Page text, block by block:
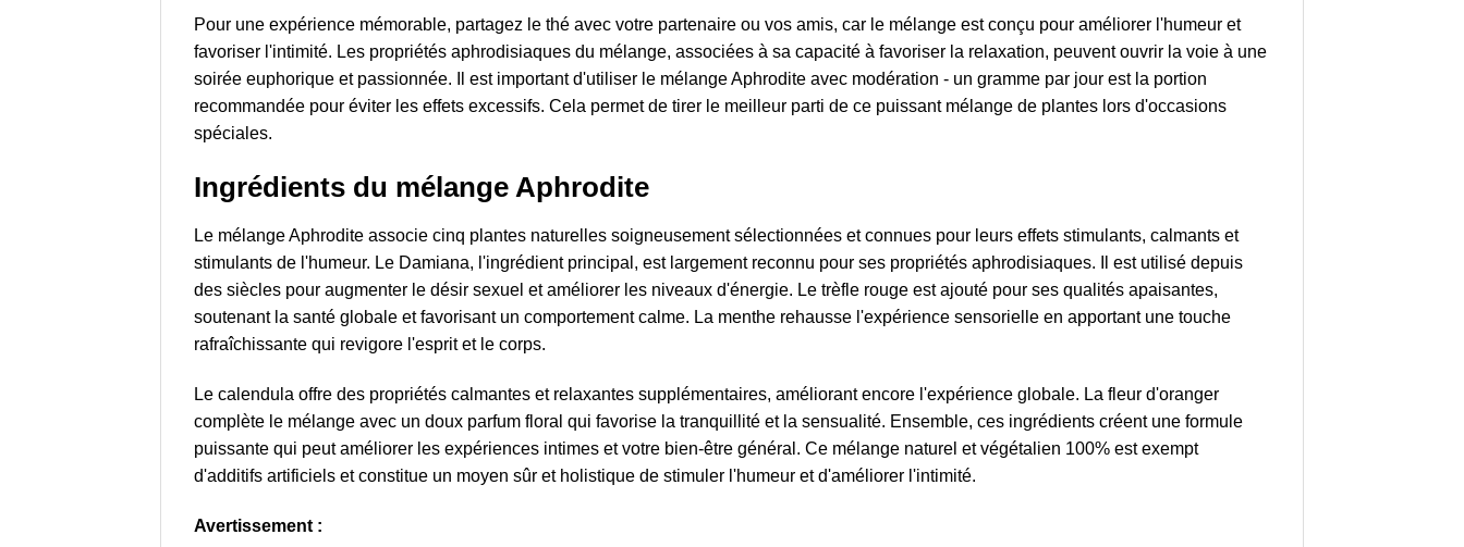
Pour une expérience mémorable, partagez le thé avec votre partenaire ou vos amis, car le mélange est conçu pour améliorer l'humeur et
favoriser l'intimité. Les propriétés aphrodisiaques du mélange, associées à sa capacité à favoriser la relaxation, peuvent ouvrir la voie à une
soirée euphorique et passionnée. Il est important d'utiliser le mélange Aphrodite avec modération - un gramme par jour est la portion
recommandée pour éviter les effets excessifs. Cela permet de tirer le meilleur parti de ce puissant mélange de plantes lors d'occasions
spéciales.
Ingrédients du mélange Aphrodite
Le mélange Aphrodite associe cinq plantes naturelles soigneusement sélectionnées et connues pour leurs effets stimulants, calmants et
stimulants de l'humeur. Le Damiana, l'ingrédient principal, est largement reconnu pour ses propriétés aphrodisiaques. Il est utilisé depuis
des siècles pour augmenter le désir sexuel et améliorer les niveaux d'énergie. Le trèfle rouge est ajouté pour ses qualités apaisantes,
soutenant la santé globale et favorisant un comportement calme. La menthe rehausse l'expérience sensorielle en apportant une touche
rafraîchissante qui revigore l'esprit et le corps.
Le calendula offre des propriétés calmantes et relaxantes supplémentaires, améliorant encore l'expérience globale. La fleur d'oranger
complète le mélange avec un doux parfum floral qui favorise la tranquillité et la sensualité. Ensemble, ces ingrédients créent une formule
puissante qui peut améliorer les expériences intimes et votre bien-être général. Ce mélange naturel et végétalien 100% est exempt
d'additifs artificiels et constitue un moyen sûr et holistique de stimuler l'humeur et d'améliorer l'intimité.
Avertissement :